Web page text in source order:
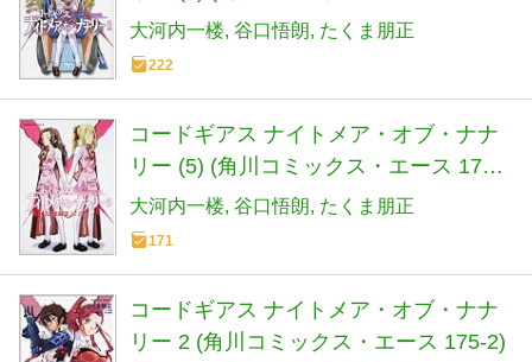
1)
大河内一楼 谷口悟朗 たくま朋正
222
コードギアス ナイトメア・オブ・ナナ
リー (5) (角川コミックス・エース 175-
5)
大河内一楼 谷口悟朗 たくま朋正
171
コードギアス ナイトメア・オブ・ナナ
リー 2 (角川コミックス・エース 175-2)